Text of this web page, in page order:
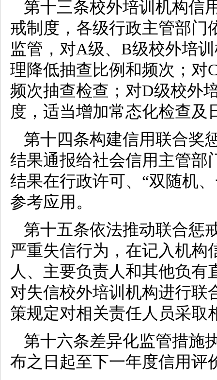
第十三条校外培训机构信
戒制度，各级行政主管部门
监管，对A级、B级校外培
理降低抽查比例和频次；对
频次抽查检查；对D级校外
度，适当增加常态化检查及
第十四条构建信用联合奖
结果通报给社会信用主管部
结果在行政许可、“双随机
参考应用。
第十五条依法推动联合惩
严重失信行为，在记入机构
人、主要负责人和其他负
对失信校外培训机构进行联
策规定对相关责任人员采取
第十六条差异化监管措施
布之日起至下一年度信用评